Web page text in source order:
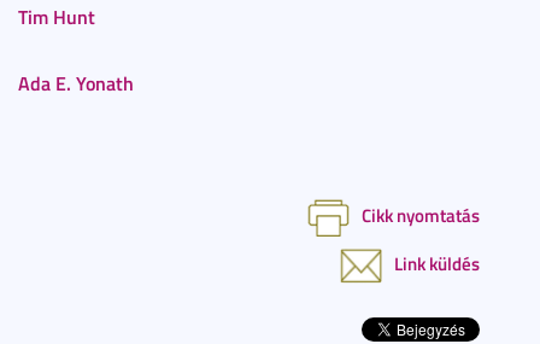
Tim Hunt
Ada E. Yonath
Cikk nyomtatás
Link küldés